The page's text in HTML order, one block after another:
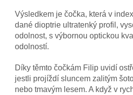
Výsledkem je čočka, která v
dané dioptrie ultratenký profil,
odolnost, s výbornou optickou
odolností.
Díky těmto čočkám Filip uvidí
jestli projíždí sluncem zalitým
nebo tmavým lesem. A když v